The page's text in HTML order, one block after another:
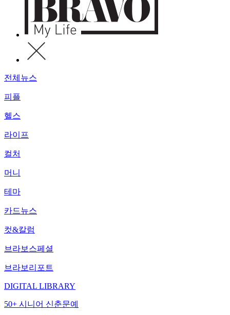
전체뉴스
피플
헬스
라이프
컬처
머니
테마
카드뉴스
컷&칼럼
브라보스페셜
브라보리포트
DIGITAL LIBRARY
50+ 시니어 신춘문예